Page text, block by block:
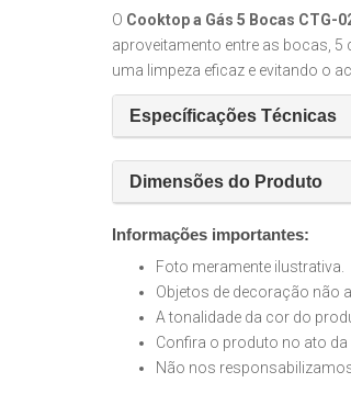
O Cooktop a Gás 5 Bocas CTG-
aproveitamento entre as bocas,
uma limpeza eficaz e evitando o
Específicações Técnicas
Dimensões do Produto
Informações importantes:
Foto meramente ilustrativa.
Objetos de decoração não
A tonalidade da cor do
Confira o produto no ato
Não nos